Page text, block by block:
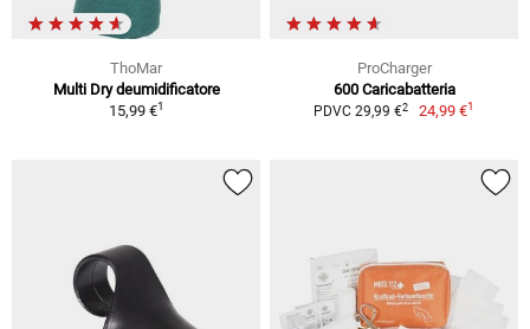
ThoMar
Multi Dry deumidificatore
15,99 €1
ProCharger
600 Caricabatteria
PDVC 29,99 €2 24,99 €1